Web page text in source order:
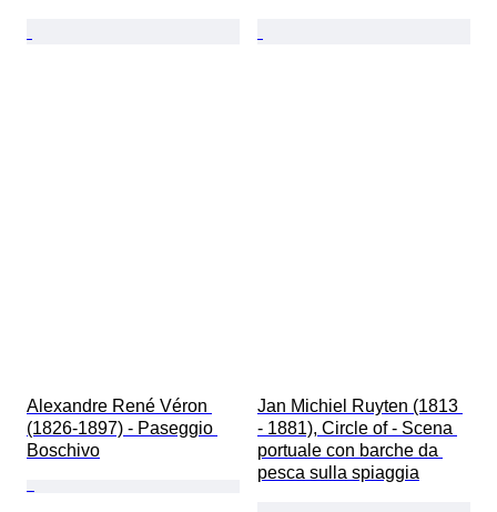
Alexandre René Véron
(1826-1897) - Paseggio
Boschivo
Jan Michiel Ruyten (1813
- 1881), Circle of - Scena
portuale con barche da
pesca sulla spiaggia